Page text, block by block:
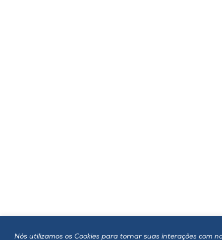
Nós utilizamos os Cookies para tornar suas interações com